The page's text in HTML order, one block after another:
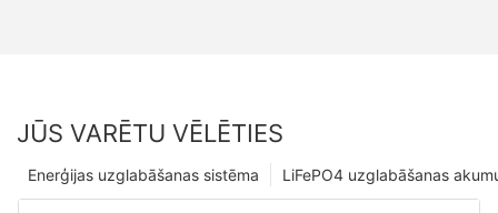
JŪS VARĒTU VĒLĒTIES
LiFePO4 uzglabāšanas
Enerģijas uzglabāšanas sistēma